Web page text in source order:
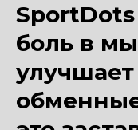
SportDots
боль в
улучшает